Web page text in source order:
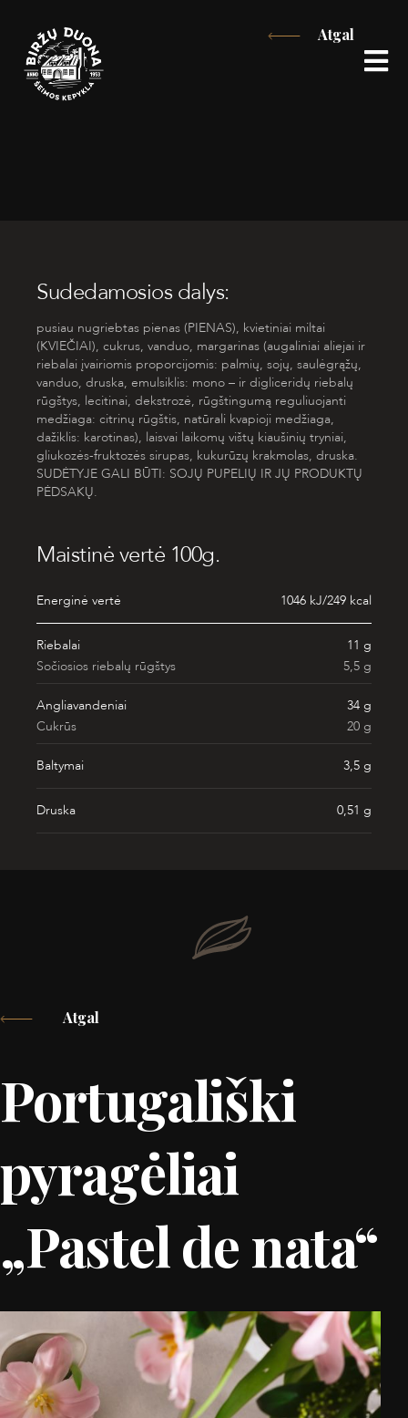
prie
turinio
Atgal
Sudedamosios dalys:
pusiau nugriebtas pienas (PIENAS), kvietiniai miltai
(KVIEČIAI), cukrus, vanduo, margarinas (augaliniai aliejai ir
riebalai įvairiomis proporcijomis: palmių, sojų, saulėgrąžų,
vanduo, druska, emulsiklis: mono – ir digliceridų riebalų
rūgštys, lecitinai, dekstrozė, rūgštingumą reguliuojanti
medžiaga: citrinų rūgštis, natūrali kvapioji medžiaga,
dažiklis: karotinas), laisvai laikomų vištų kiaušinių tryniai,
gliukozės-fruktozės sirupas, kukurūzų krakmolas, druska.
SUDĖTYJE GALI BŪTI: SOJŲ PUPELIŲ IR JŲ PRODUKTŲ
PĖDSAKŲ.
Maistinė vertė 100g.
Energinė vertė 1046 kJ/249 kcal
Riebalai
11 g
Sočiosios riebalų rūgštys
5,5 g
Angliavandeniai
34 g
Cukrūs
20 g
Baltymai 3,5 g
Druska 0,51 g
Atgal
Portugališki
pyragėliai
„Pastel de nata“